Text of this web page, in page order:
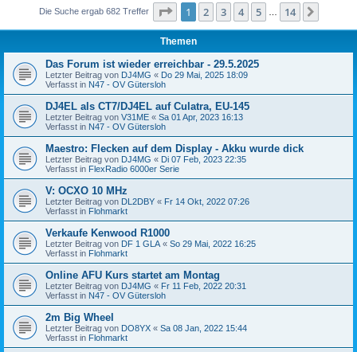
Die Suche ergab 682 Treffer Seite 1von 14
1 2 3 4 5 14
Themen
Das Forum ist wieder erreichbar - 29.5.2025
Letzter Beitrag von DJ4MG « Do 29 Mai, 2025 18:09
Verfasst in N47 - OV Gütersloh
DJ4EL als CT7/DJ4EL auf Culatra, EU-145
Letzter Beitrag von V31ME « Sa 01 Apr, 2023 16:13
Verfasst in N47 - OV Gütersloh
Maestro: Flecken auf dem Display - Akku wurde dick
Letzter Beitrag von DJ4MG « Di 07 Feb, 2023 22:35
Verfasst in FlexRadio 6000er Serie
V: OCXO 10 MHz
Letzter Beitrag von DL2DBY « Fr 14 Okt, 2022 07:26
Verfasst in Flohmarkt
Verkaufe Kenwood R1000
Letzter Beitrag von DF 1 GLA « So 29 Mai, 2022 16:25
Verfasst in Flohmarkt
Online AFU Kurs startet am Montag
Letzter Beitrag von DJ4MG « Fr 11 Feb, 2022 20:31
Verfasst in N47 - OV Gütersloh
2m Big Wheel
Letzter Beitrag von DO8YX « Sa 08 Jan, 2022 15:44
Verfasst in Flohmarkt